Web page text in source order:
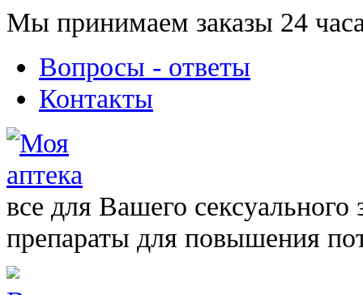
Мы принимаем заказы 24
Вопросы - ответы
Контакты
все для Вашего сексуального
препараты для повышения